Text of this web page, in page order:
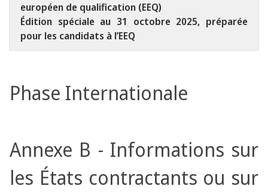
européen de qualification (EEQ)
Édition spéciale au 31 octobre 2025, préparée
pour les candidats à l’EEQ
Phase Internationale
Annexe B - Informations sur
les États contractants ou sur